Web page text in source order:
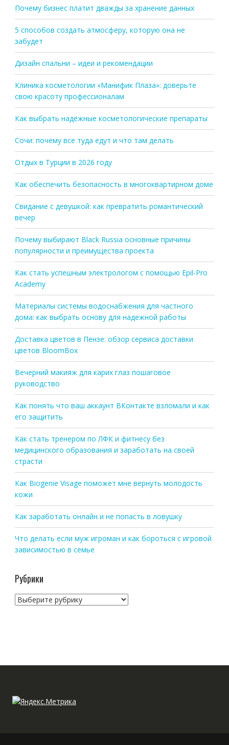
Почему бизнес платит дважды за хранение данных
5 способов создать атмосферу, которую она не
забудет
Дизайн спальни – идеи и рекомендации
Клиника косметологии «Манифик Плаза»: доверьте
свою красоту профессионалам
Как выбрать надёжные косметологические препараты
Сочи: почему все туда едут и что там делать
Отдых в Турции в 2026 году
Как обеспечить безопасность в многоквартирном доме
Свидание с девушкой: как превратить романтический
вечер
Почему выбирают Black Russia основные причины
популярности и преимущества проекта
Как стать успешным электрологом с помощью Epil-Pro
Academy
Материалы системы водоснабжения для частного
дома: как выбрать основу для надежной работы
Доставка цветов в Пензе: обзор сервиса доставки
цветов BloomBox
Вечерний макияж для карих глаз пошаговое
руководство
Как понять что ваш аккаунт ВКонтакте взломали и как
его защитить
Как стать тренером по ЛФК и фитнесу без
медицинского образования и заработать на своей
страсти
Как Biogenie Visage поможет мне вернуть молодость
кожи
Как заработать онлайн и не попасть в ловушку
Что делать если муж игроман и как бороться с игровой
зависимостью в семье
Рубрики
Рубрики